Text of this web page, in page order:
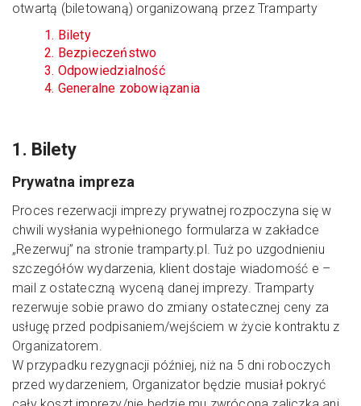
otwartą (biletowaną) organizowaną przez Tramparty
1. Bilety
2. Bezpieczeństwo
3. Odpowiedzialność
4. Generalne zobowiązania
1. Bilety
Prywatna impreza
Proces rezerwacji imprezy prywatnej rozpoczyna się w
chwili wysłania wypełnionego formularza w zakładce
„Rezerwuj” na stronie tramparty.pl. Tuż po uzgodnieniu
szczegółów wydarzenia, klient dostaje wiadomość e –
mail z ostateczną wyceną danej imprezy. Tramparty
rezerwuje sobie prawo do zmiany ostatecznej ceny za
usługę przed podpisaniem/wejściem w życie kontraktu z
Organizatorem.
W przypadku rezygnacji później, niż na 5 dni roboczych
przed wydarzeniem, Organizator będzie musiał pokryć